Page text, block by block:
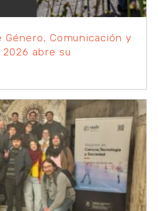
Género, Comunicación y
2026 abre su